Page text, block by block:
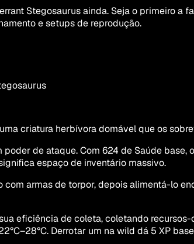
Stegosaurus ainda. Seja o primeiro a
e setups de reprodução.
criatura herbívora domável que os
de ataque. Com 624 de Saúde
espaço de inventário massivo.
armas de torpor, depois alimentá-lo
eficiência de coleta, coletando
Derrotar um na wild dá 5 XP